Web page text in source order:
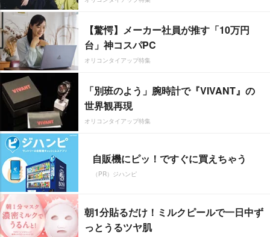
【驚愕】メーカー社員が推す「10万円
台」神コスパPC
オリコンタイアップ特集
「別班のよう」腕時計で『VIVANT』の
世界観再現
オリコンタイアップ特集
自販機にピッ！ですぐに買えちゃう
（PR）ジハンピ
朝1分貼るだけ！ミルクピールで一日中ず
っとうるツヤ肌